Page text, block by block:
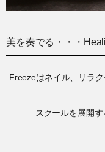
美を奏でる・・・
Freezeはネイル、リラ
スクールを展開